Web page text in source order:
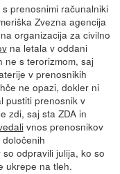
prenosnimi računalniki
Zvezna agencija
organizacija za civilno
na letala v oddani
ne s terorizmom, saj
v prenosnikih
ne opazi, dokler ni
pustiti prenosnik v
zdi, saj sta ZDA in
vnos prenosnikov
odpravili julija, ko so
ukrepe na tleh.